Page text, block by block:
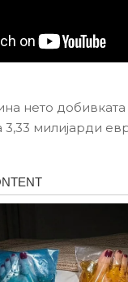
нето
3,33 милијарди